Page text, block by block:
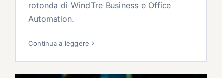
rotonda di WindTre Business e Office
Automation.
Continua a leggere